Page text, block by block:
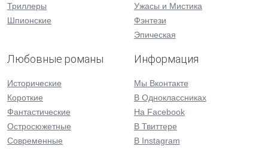
Триллеры
Шпионские
Ужасы и Мистика
Фэнтези
Эпическая
Любовные романы
Исторические
Короткие
Фантастические
Остросюжетные
Современные
Информация
Мы Вконтакте
В Одноклассниках
На Facebook
В Твиттере
В Instagram